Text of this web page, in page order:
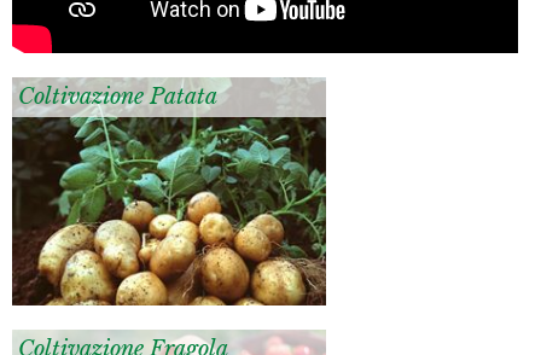
Coltivazione Patata
Coltivazione Fragola